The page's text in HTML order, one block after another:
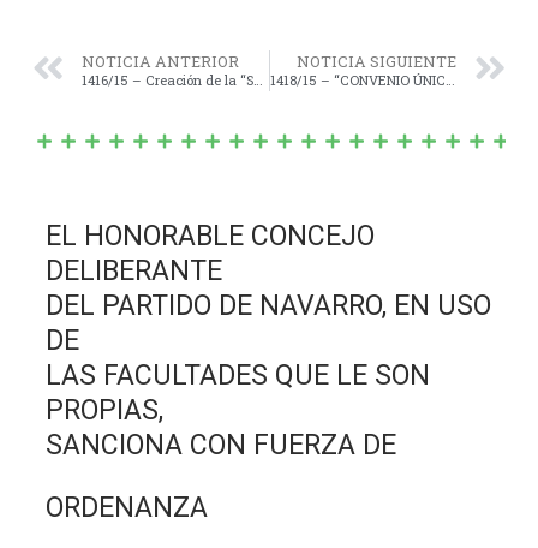
NOTICIA ANTERIOR
1416/15 – Creación de la “SUBDIRECCIÓN DE DISCAPACIDAD” dentro del Consejo de Políticas Sociales de la Municipalidad de Navarro.
NOTICIA SIGUIENTE
1418/15 – “CONVENIO ÚNICO DE COLABORACIÓN Y TRANSFERENCIA”, Ejecución de la Obra denominada: “Pavimento Calles de Ciudad de Navarro”.
EL HONORABLE CONCEJO
DELIBERANTE
DEL PARTIDO DE NAVARRO, EN USO
DE
LAS FACULTADES QUE LE SON
PROPIAS,
SANCIONA CON FUERZA DE
ORDENANZA